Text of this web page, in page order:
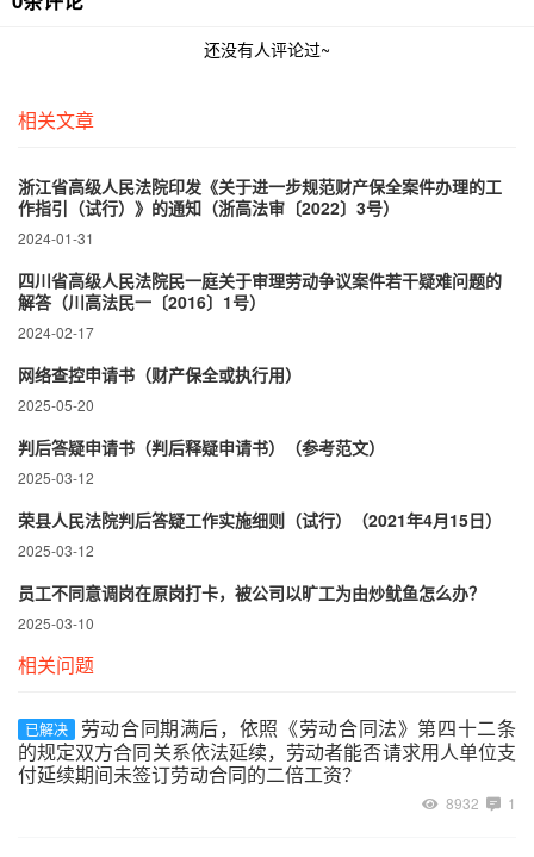
还没有人评论过~
相关文章
浙江省高级人民法院印发《关于进一步规范财产保全案件办理的工
作指引（试行）》的通知（浙高法审〔2022〕3号）
2024-01-31
四川省高级人民法院民一庭关于审理劳动争议案件若干疑难问题的
解答（川高法民一〔2016〕1号）
2024-02-17
网络查控申请书（财产保全或执行用）
2025-05-20
判后答疑申请书（判后释疑申请书）（参考范文）
2025-03-12
荣县人民法院判后答疑工作实施细则（试行）（2021年4月15日）
2025-03-12
员工不同意调岗在原岗打卡，被公司以旷工为由炒鱿鱼怎么办？
2025-03-10
相关问题
已解决
劳动合同期满后，依照《劳动合同法》第四十二条
的规定双方合同关系依法延续，劳动者能否请求用人单位支
付延续期间未签订劳动合同的二倍工资？
8932 1